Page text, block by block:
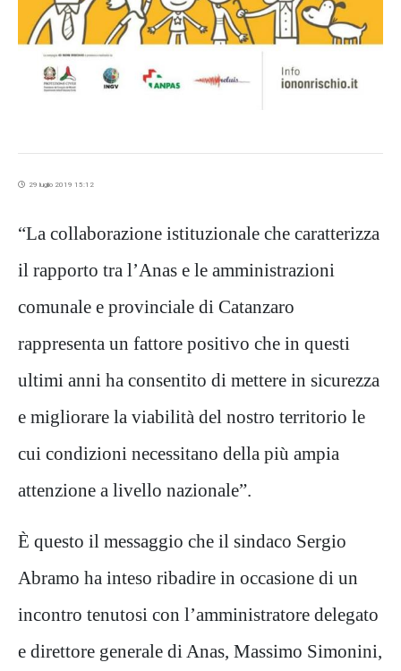
29 luglio 2019 15:12
“La collaborazione istituzionale che caratterizza
il rapporto tra l’Anas e le amministrazioni
comunale e provinciale di Catanzaro
rappresenta un fattore positivo che in questi
ultimi anni ha consentito di mettere in sicurezza
e migliorare la viabilità del nostro territorio le
cui condizioni necessitano della più ampia
attenzione a livello nazionale”.
È questo il messaggio che il sindaco Sergio
Abramo ha inteso ribadire in occasione di un
incontro tenutosi con l’amministratore delegato
e direttore generale di Anas, Massimo Simonini,